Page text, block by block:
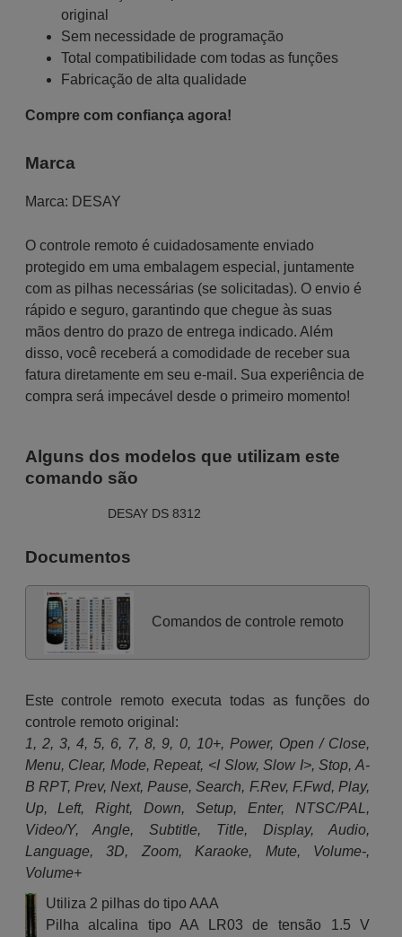
original
Sem necessidade de programação
Total compatibilidade com todas as funções
Fabricação de alta qualidade
Compre com confiança agora!
Marca
Marca: DESAY
O controle remoto é cuidadosamente enviado
protegido em uma embalagem especial, juntamente
com as pilhas necessárias (se solicitadas). O envio é
rápido e seguro, garantindo que chegue às suas
mãos dentro do prazo de entrega indicado. Além
disso, você receberá a comodidade de receber sua
fatura diretamente em seu e-mail. Sua experiência de
compra será impecável desde o primeiro momento!
Alguns dos modelos que utilizam este
comando são
DESAY DS 8312
Documentos
Comandos de controle remoto
Este controle remoto executa todas as funções do
controle remoto original:
1, 2, 3, 4, 5, 6, 7, 8, 9, 0, 10+, Power, Open / Close,
Menu, Clear, Mode, Repeat, <I Slow, Slow I>, Stop, A-
B RPT, Prev, Next, Pause, Search, F.Rev, F.Fwd, Play,
Up, Left, Right, Down, Setup, Enter, NTSC/PAL,
Video/Y, Angle, Subtitle, Title, Display, Audio,
Language, 3D, Zoom, Karaoke, Mute, Volume-,
Volume+
Utiliza 2 pilhas do tipo AAA
Pilha alcalina tipo AA LR03 de tensão 1.5 V